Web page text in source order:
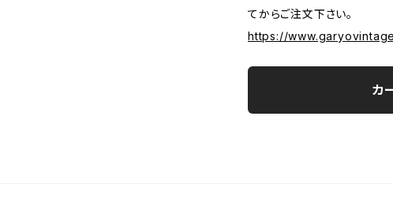
てからご注文下さい。
https://
カ